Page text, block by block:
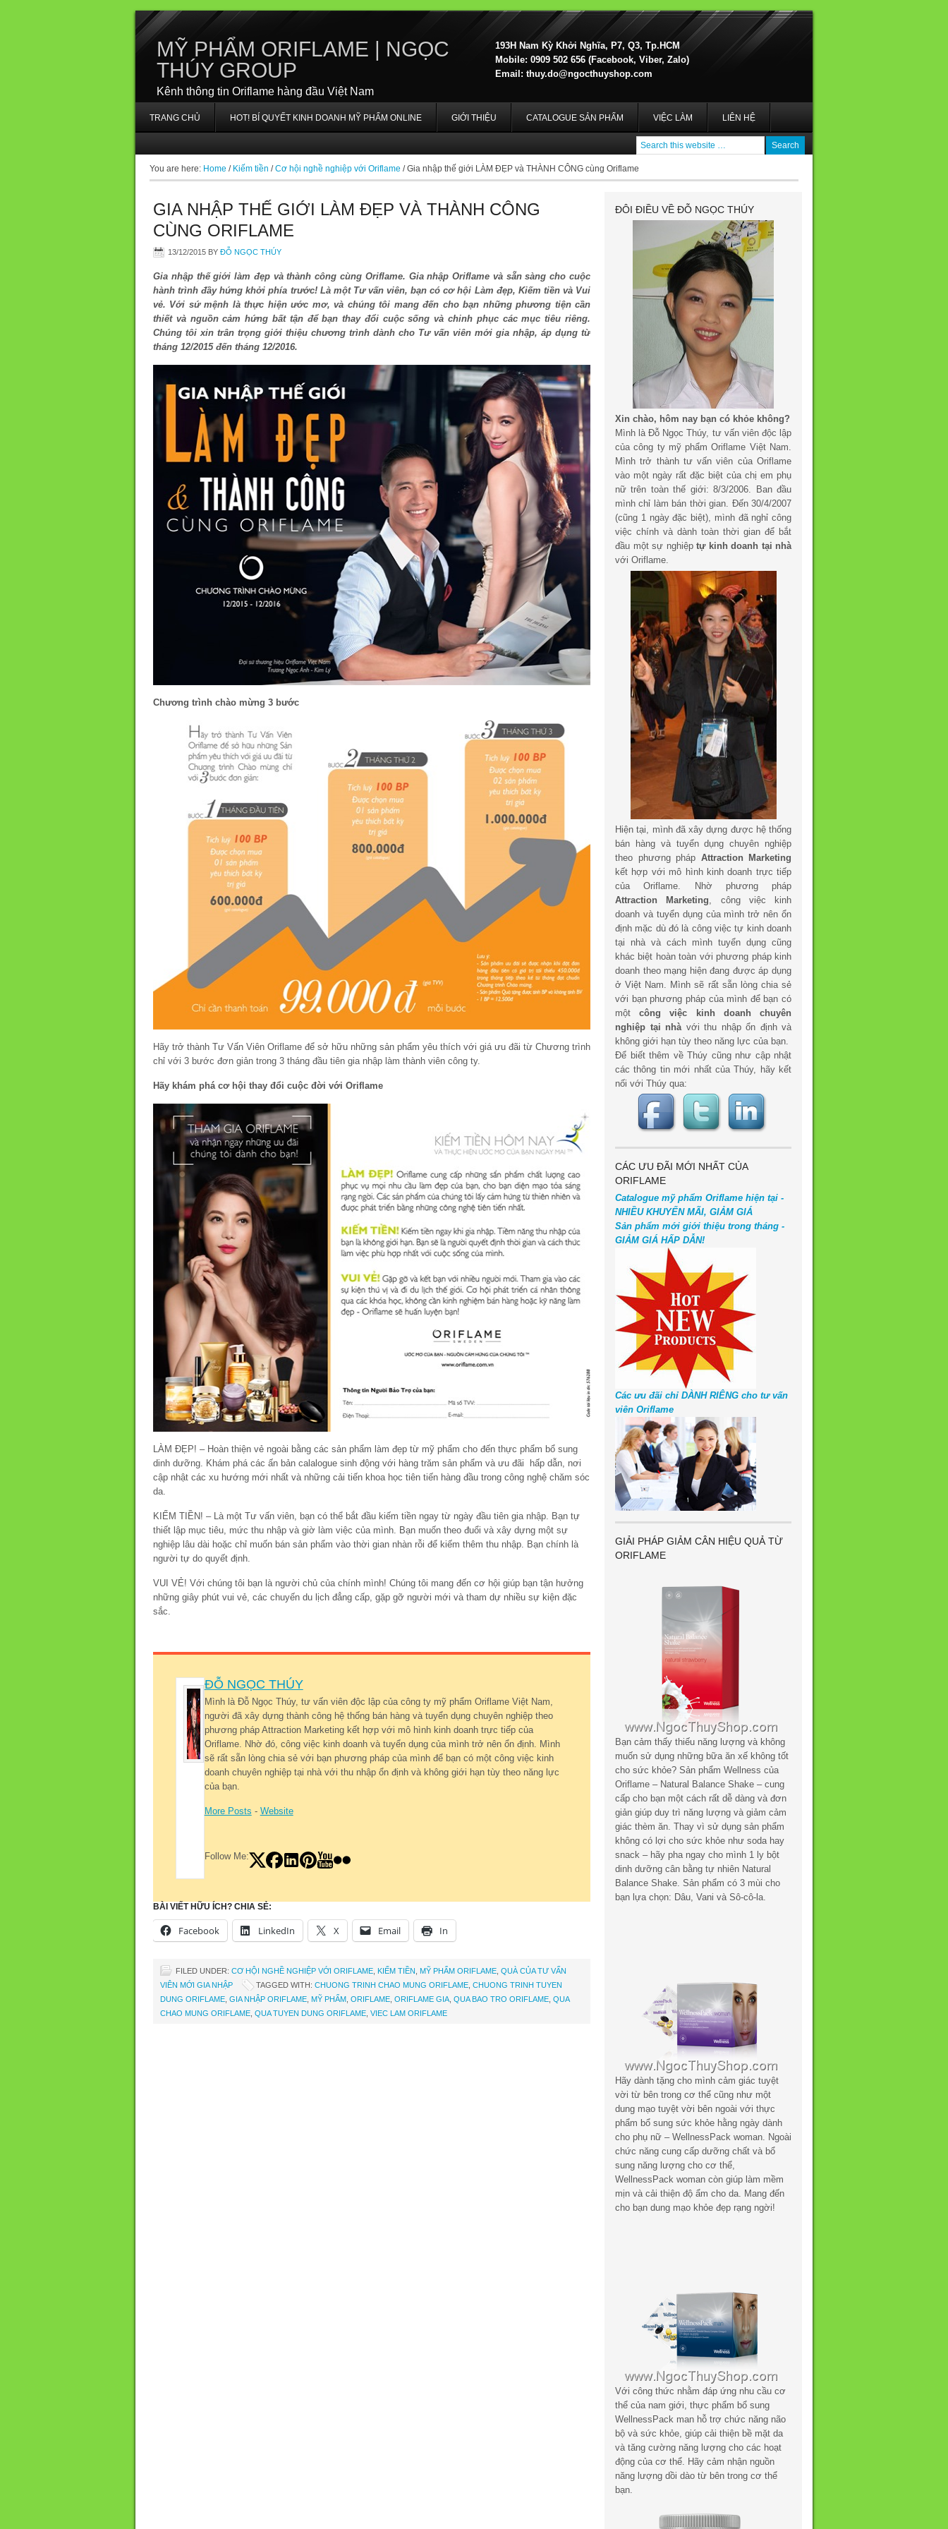
MỸ PHẨM ORIFLAME | NGỌC
THÚY GROUP
Kênh thông tin Oriflame hàng đầu Việt Nam
193H Nam Kỳ Khởi Nghĩa, P7, Q3, Tp.HCM
Mobile: 0909 502 656 (Facebook, Viber, Zalo)
Email: thuy.do@ngocthuyshop.com
TRANG CHỦ HOT! BÍ QUYẾT KINH DOANH MỸ PHẨM ONLINE GIỚI THIỆU CATALOGUE SẢN PHẨM VIỆC LÀM LIÊN HỆ
You are here: Home / Kiếm tiền / Cơ hội nghề nghiệp với Oriflame /Gia nhập thế giới LÀM ĐẸP và THÀNH CÔNG cùng Oriflame
GIA NHẬP THẾ GIỚI LÀM ĐẸP VÀ THÀNH CÔNG
CÙNG ORIFLAME
13/12/2015 BY ĐỖ NGỌC THÚY
Gia nhập thế giới làm đẹp và thành công cùng Oriflame. Gia nhập Oriflame và sẵn sàng cho cuộc
hành trình đầy hứng khởi phía trước! Là một Tư vấn viên, bạn có cơ hội Làm đẹp, Kiếm tiền và Vui
vẻ. Với sứ mệnh là thực hiện ước mơ, và chúng tôi mang đến cho bạn những phương tiện cần
thiết và nguồn cảm hứng bất tận để bạn thay đổi cuộc sống và chinh phục các mục tiêu riêng.
Chúng tôi xin trân trọng giới thiệu chương trình dành cho Tư vấn viên mới gia nhập, áp dụng từ
tháng 12/2015 đến tháng 12/2016.
Chương trình chào mừng 3 bước
Hãy trở thành Tư Vấn Viên Oriflame để sở hữu những sản phẩm yêu thích với giá ưu đãi từ Chương trình
chỉ với 3 bước đơn giản trong 3 tháng đầu tiên gia nhập làm thành viên công ty.
Hãy khám phá cơ hội thay đổi cuộc đời với Oriflame
LÀM ĐẸP! – Hoàn thiện vẻ ngoài bằng các sản phẩm làm đẹp từ mỹ phẩm cho đến thực phẩm bổ sung
dinh dưỡng. Khám phá các ấn bản calalogue sinh động với hàng trăm sản phẩm và ưu đãi hấp dẫn, nơi
cập nhật các xu hướng mới nhất và những cải tiến khoa học tiên tiến hàng đầu trong công nghệ chăm sóc
da.
KIẾM TIỀN! – Là một Tư vấn viên, bạn có thể bắt đầu kiếm tiền ngay từ ngày đầu tiên gia nhập. Bạn tự
thiết lập mục tiêu, mức thu nhập và giờ làm việc của mình. Bạn muốn theo đuổi và xây dựng một sự
nghiệp lâu dài hoặc chỉ muốn bán sản phẩm vào thời gian nhàn rỗi để kiếm thêm thu nhập. Bạn chính là
người tự do quyết định.
VUI VẺ! Với chúng tôi bạn là người chủ của chính mình! Chúng tôi mang đến cơ hội giúp bạn tận hưởng
những giây phút vui vẻ, các chuyến du lịch đẳng cấp, gặp gỡ người mới và tham dự nhiều sự kiện đặc
sắc.
ĐỖ NGỌC THÚY
Mình là Đỗ Ngọc Thúy, tư vấn viên độc lập của công ty mỹ phẩm Oriflame Việt Nam,
người đã xây dựng thành công hệ thống bán hàng và tuyển dụng chuyên nghiệp theo
phương pháp Attraction Marketing kết hợp với mô hình kinh doanh trực tiếp của
Oriflame. Nhờ đó, công việc kinh doanh và tuyển dụng của mình trở nên ổn định. Mình
sẽ rất sẵn lòng chia sẻ với bạn phương pháp của mình để bạn có một công việc kinh
doanh chuyên nghiệp tại nhà với thu nhập ổn định và không giới hạn tùy theo năng lực
của bạn.
More Posts - Website
Follow Me:
BÀI VIẾT HỮU ÍCH? CHIA SẺ:
Facebook LinkedIn X Email In
FILED UNDER: CƠ HỘI NGHỀ NGHIỆP VỚI ORIFLAME KIẾM TIỀN MỸ PHẨM ORIFLAME QUÀ CỦA TƯ VẤN
VIÊN MỚI GIA NHẬP
TAGGED WITH: CHUONG TRINH CHAO MUNG ORIFLAME CHUONG TRINH TUYEN
DUNG ORIFLAME GIA NHẬP ORIFLAME MỸ PHẨM ORIFLAME ORIFLAME GIA QUA BAO TRO ORIFLAME QUA
CHAO MUNG ORIFLAME QUA TUYEN DUNG ORIFLAME VIEC LAM ORIFLAME
ĐÔI ĐIỀU VỀ ĐỖ NGỌC THÚY
Xin chào, hôm nay bạn có khỏe không?
Mình là Đỗ Ngọc Thúy, tư vấn viên độc lập
của công ty mỹ phẩm Oriflame Việt Nam.
Mình trở thành tư vấn viên của Oriflame
vào một ngày rất đặc biệt của chị em phụ
nữ trên toàn thế giới: 8/3/2006. Ban đầu
mình chỉ làm bán thời gian. Đến 30/4/2007
(cũng 1 ngày đặc biệt), mình đã nghỉ công
việc chính và dành toàn thời gian để bắt
đầu một sự nghiệp tự kinh doanh tại nhà
với Oriflame.
Hiện tại, mình đã xây dựng được hệ thống
bán hàng và tuyển dụng chuyên nghiệp
theo phương pháp Attraction Marketing
kết hợp với mô hình kinh doanh trực tiếp
của Oriflame. Nhờ phương pháp
Attraction Marketing, công việc kinh
doanh và tuyển dụng của mình trở nên ổn
định mặc dù đó là công việc tự kinh doanh
tại nhà và cách mình tuyển dụng cũng
khác biệt hoàn toàn với phương pháp kinh
doanh theo mạng hiện đang được áp dụng
ở Việt Nam. Mình sẽ rất sẵn lòng chia sẻ
với bạn phương pháp của mình để bạn có
mộtcông việc kinh doanh chuyên
nghiệp tại nhàvới thu nhập ổn định và
không giới hạn tùy theo năng lực của bạn.
Để biết thêm về Thúy cũng như cập nhật
các thông tin mới nhất của Thúy, hãy kết
nối với Thúy qua:
CÁC ƯU ĐÃI MỚI NHẤT CỦA
ORIFLAME
Catalogue mỹ phẩm Oriflame hiện tại -
NHIỀU KHUYẾN MÃI, GIẢM GIÁ
Sản phẩm mới giới thiệu trong tháng -
GIẢM GIÁ HẤP DẪN!
Các ưu đãi chỉ DÀNH RIÊNG cho tư vấn
viên Oriflame
GIẢI PHÁP GIẢM CÂN HIỆU QUẢ TỪ
ORIFLAME
Bạn cảm thấy thiếu năng lượng và không
muốn sử dụng những bữa ăn xế không tốt
cho sức khỏe? Sản phẩm Wellness của
Oriflame – Natural Balance Shake – cung
cấp cho bạn một cách rất dễ dàng và đơn
giản giúp duy trì năng lượng và giảm cảm
giác thèm ăn. Thay vì sử dụng sản phẩm
không có lợi cho sức khỏe như soda hay
snack – hãy pha ngay cho mình 1 ly bột
dinh dưỡng cân bằng tự nhiên Natural
Balance Shake. Sản phẩm có 3 mùi cho
bạn lựa chọn: Dâu, Vani và Sô-cô-la.
Hãy dành tặng cho mình cảm giác tuyệt
vời từ bên trong cơ thể cũng như một
dung mạo tuyệt vời bên ngoài với thực
phẩm bổ sung sức khỏe hằng ngày dành
cho phụ nữ – WellnessPack woman. Ngoài
chức năng cung cấp dưỡng chất và bổ
sung năng lượng cho cơ thể,
WellnessPack woman còn giúp làm mềm
mịn và cải thiện độ ẩm cho da. Mang đến
cho bạn dung mạo khỏe đẹp rạng ngời!
Với công thức nhằm đáp ứng nhu cầu cơ
thể của nam giới, thực phẩm bổ sung
WellnessPack man hỗ trợ chức năng não
bộ và sức khỏe, giúp cải thiện bề mặt da
và tăng cường năng lượng cho các hoạt
động của cơ thể. Hãy cảm nhận nguồn
năng lượng dồi dào từ bên trong cơ thể
bạn.